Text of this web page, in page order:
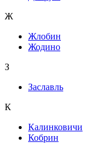
Ж
Жлобин
Жодино
З
Заславль
К
Калинковичи
Кобрин